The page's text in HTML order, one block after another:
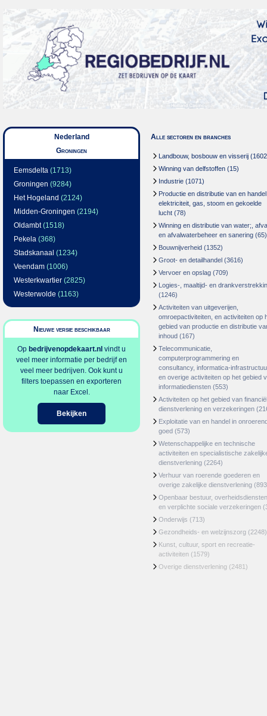
Nederland
Groningen
Eemsdelta (1713)
Groningen (9284)
Het Hogeland (2124)
Midden-Groningen (2194)
Oldambt(1518)
Pekela (368)
Stadskanaal (1234)
Veendam (1006)
Westerkwartier (2825)
Westerwolde (1163)
Nieuwe versie beschikbaar
Op bedrijvenopdekaart.nl vindt u
veel meer informatie per bedrijf en
veel meer bedrijven. Ook kunt u
filters toepassen en exporteren
naar Excel.
Bekijken
Alle sectoren en branches
Landbouw, bosbouw en visserij
Winning van delfstoffen (15)
Industrie (1071)
Productie en distributie van en
elektriciteit, gas, stoom en gekoelde
lucht (78)
Winning en distributie van water;,
en afvalwaterbeheer en sanering (65)
Bouwnijverheid (1352)
Groot- en detailhandel (3616)
Vervoer en opslag (709)
Logies-, maaltijd- en
(1246)
Activiteiten van uitgeverijen,
omroepactiviteiten, en activiteiten op
gebied van productie en distributie
inhoud (167)
Telecommunicatie,
computerprogrammering en
consultancy, informatica-
en overige activiteiten op het gebied
informatiediensten (553)
Activiteiten op het gebied van
dienstverlening en verzekeringen
Exploitatie van en handel in
goed (573)
Wetenschappelijke en technische
activiteiten en specialistische
dienstverlening (2264)
Verhuur van roerende goederen en
overige zakelijke dienstverlening
Openbaar bestuur, overheidsdiensten
en verplichte sociale verzekeringen
Onderwijs (713)
Gezondheids- en welzijnszorg (2248)
Kunst, cultuur, sport en recreatie-
activiteiten (1579)
Overige dienstverlening (2481)